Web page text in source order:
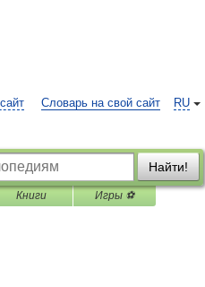
RU
Словарь на свой сайт
Найти!
Книги Игры ⚽